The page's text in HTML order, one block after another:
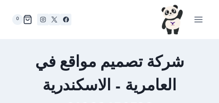
0
شركة تصميم مواقع في
العامرية – الاسكندرية